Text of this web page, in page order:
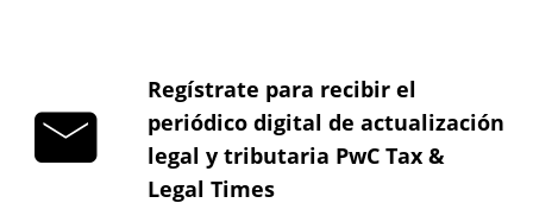
Regístrate para recibir el
periódico digital de actualización
legal y tributaria PwC Tax &
Legal Times